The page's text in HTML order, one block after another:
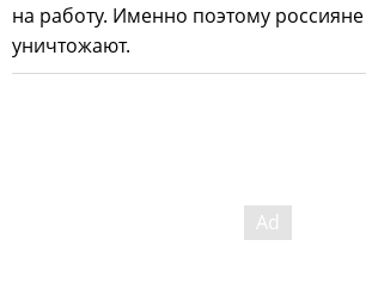
на работу. Именно поэтому
уничтожают.